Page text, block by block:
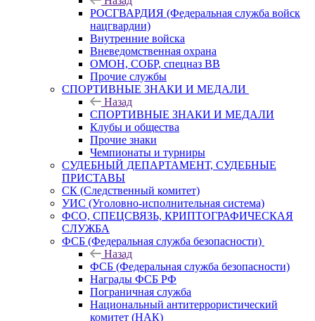
РОСГВАРДИЯ (Федеральная служба войск
нацгвардии)
Внутренние войска
Вневедомственная охрана
ОМОН, СОБР, спецназ ВВ
Прочие службы
СПОРТИВНЫЕ ЗНАКИ И МЕДАЛИ
Назад
СПОРТИВНЫЕ ЗНАКИ И МЕДАЛИ
Клубы и общества
Прочие знаки
Чемпионаты и турниры
СУДЕБНЫЙ ДЕПАРТАМЕНТ, СУДЕБНЫЕ
ПРИСТАВЫ
СК (Следственный комитет)
УИС (Уголовно-исполнительная система)
ФСО, СПЕЦСВЯЗЬ, КРИПТОГРАФИЧЕСКАЯ
СЛУЖБА
ФСБ (Федеральная служба безопасности)
Назад
ФСБ (Федеральная служба безопасности)
Награды ФСБ РФ
Пограничная служба
Национальный антитеррористический
комитет (НАК)